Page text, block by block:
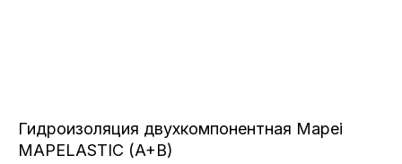
Гидроизоляция двухкомпонентная Mapei
MAPELASTIC (A+B)